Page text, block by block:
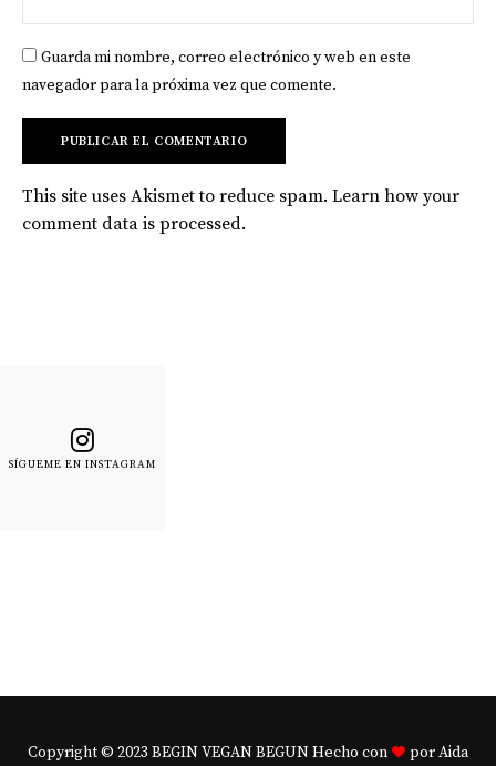
Guarda mi nombre, correo electrónico y web en este
navegador para la próxima vez que comente.
This site uses Akismet to reduce spam. Learn how your
comment data is processed.
SÍGUEME EN INSTAGRAM
Copyright © 2023 BEGIN VEGAN BEGUN Hecho con por Aida